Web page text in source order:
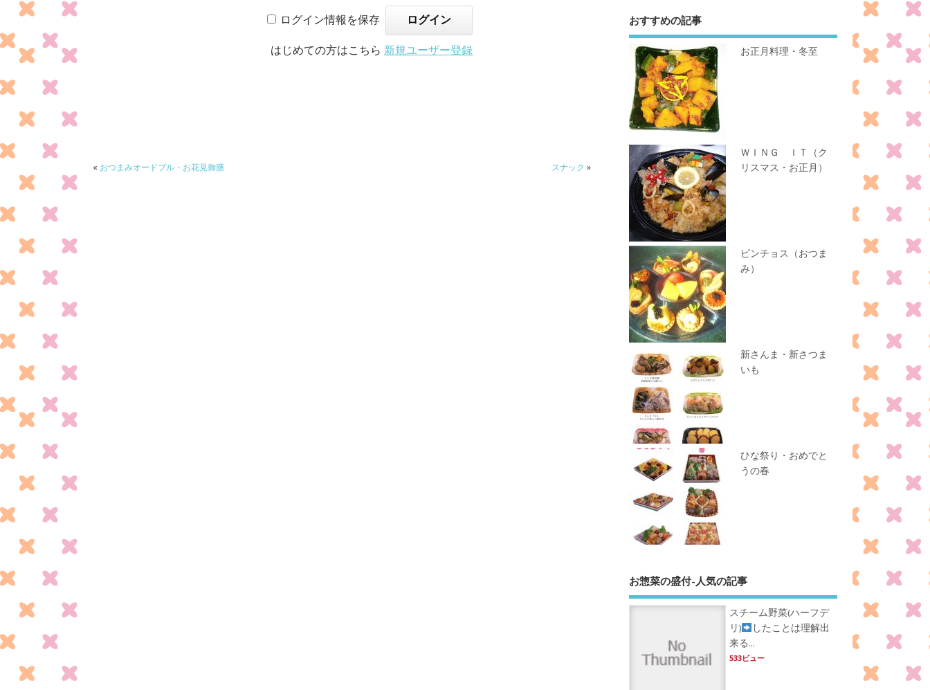
ログイン情報を保存
はじめての方はこちら 新規ユーザー登録
« おつまみオードブル・お花見御膳 スナック »
おすすめの記事
お正月料理・冬至
ＷＩＮＧ ＩＴ（ク
リスマス・お正月）
ピンチョス（おつま
み）
新さんま・新さつま
いも
ひな祭り・おめでと
うの春
お惣菜の盛付-人気の記事
スチーム野菜(ハーフデ
リ)
したことは理解出
来る...
533ビュー